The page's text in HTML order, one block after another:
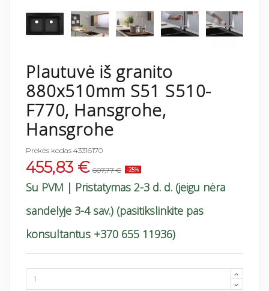
Plautuvė iš granito
880x510mm S51 S510-
F770, Hansgrohe,
Hansgrohe
Prekės kodas 43316170
455,83 € 607,77 € -25%
Su PVM | Pristatymas 2-3 d. d. (jeigu nėra
sandelyje 3-4 sav.) (pasitikslinkite pas
konsultantus +370 655 11936)